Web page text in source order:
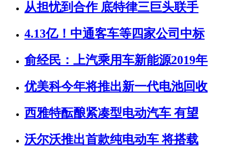
从担忧到合作 底特律三巨头联手
4.13亿！中通客车等四家公司中标
俞经民：上汽乘用车新能源2019年
优美科今年将推出新一代电池回收
西雅特酝酿紧凑型电动汽车 有望
沃尔沃推出首款纯电动车 将搭载